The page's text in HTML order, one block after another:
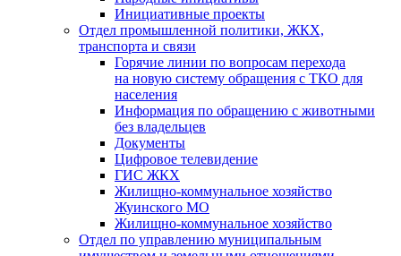
Инициативные проекты
Отдел промышленной политики, ЖКХ,
транспорта и связи
Горячие линии по вопросам перехода
на новую систему обращения с ТКО для
населения
Информация по обращению с животными
без владельцев
Документы
Цифровое телевидение
ГИС ЖКХ
Жилищно-коммунальное хозяйство
Жуинского МО
Жилищно-коммунальное хозяйство
Отдел по управлению муниципальным